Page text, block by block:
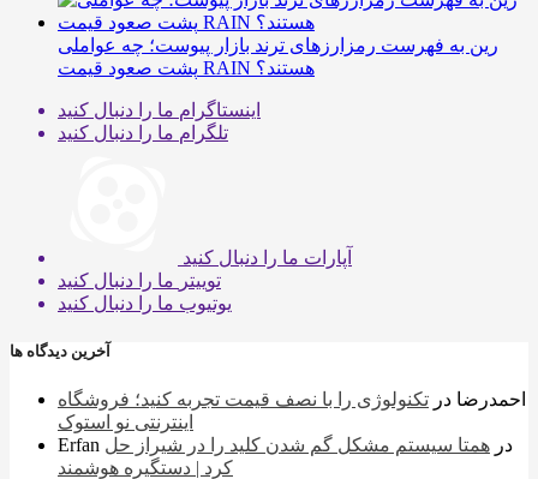
رین به فهرست رمزارزهای ترند بازار پیوست؛ چه عواملی
پشت صعود قیمت RAIN هستند؟
اینستاگرام ما را دنبال کنید
تلگرام ما را دنبال کنید
آپارات ما را دنبال کنید
توییتر ما را دنبال کنید
یوتیوب ما را دنبال کنید
آخرین دیدگاه ها
احمدرضا در تکنولوژی را با نصف قیمت تجربه کنید؛ فروشگاه
اینترنتی نو استوک
Erfan
در همتا سیستم مشکل گم شدن کلید را در شیراز حل
کرد | دستگیره هوشمند